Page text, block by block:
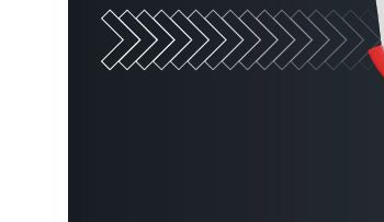
Или свяжитесь с нами по номеру